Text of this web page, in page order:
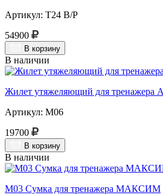
Артикул: Т24 В/Р
54900
В корзину
В наличии
Жилет утяжеляющий для тренажера
Артикул: М06
19700
В корзину
В наличии
М03 Сумка для тренажера МАКСИМ